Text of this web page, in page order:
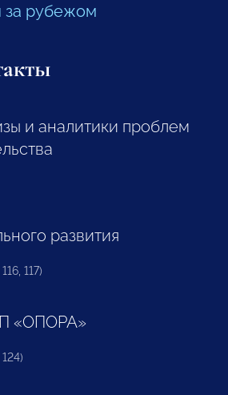
за рубежом
и аналитики проблем
развития
117)
«ОПОРА»